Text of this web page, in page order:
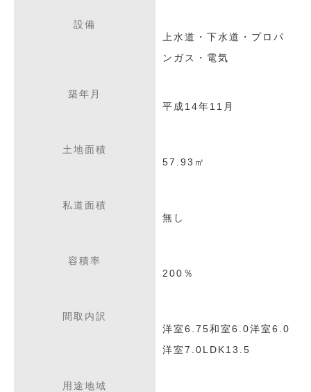
設備
上水道・下水道・プロパ
ンガス・電気
築年月
平成14年11月
土地面積
57.93㎡
私道面積
無し
容積率
200％
間取内訳
洋室6.75和室6.0洋室6.0
洋室7.0LDK13.5
用途地域